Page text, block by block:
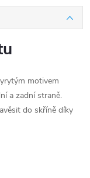
motivem
a zadní straně.
do skříně díky